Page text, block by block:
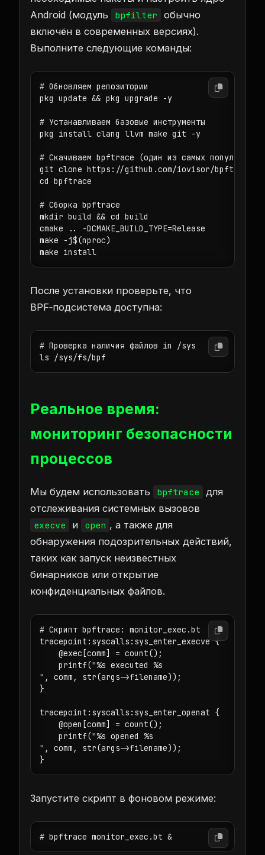
Android (модуль
bpfilter
обычно
включён в современных версиях).
Выполните следующие команды:
# Обновляем репозитории
pkg update && pkg upgrade -y
# Устанавливаем базовые инструменты
pkg install clang llvm make git -y
# Скачиваем bpftrace (один из самых популярных
git clone https://github.com/iovisor/
cd bpftrace
# Сборка bpftrace
mkdir build && cd build
cmake .. -DCMAKE_BUILD_TYPE=Release
make -j$(nproc)
После установки проверьте, что
BPF‑подсистема доступна:
# Проверка наличия файлов in /sys
Реальное время:
мониторинг безопасности
процессов
Мы будем использовать bpftrace
для
отслеживания системных вызовов
execve и open , а также для
обнаружения подозрительных действий,
таких как запуск неизвестных
бинарников или открытие
конфиденциальных файлов.
# Скрипт bpftrace: monitor_exec.bt
tracepoint:syscalls:sys_enter_execve {
    @exec[comm] = count();
    printf("%s executed %s
", comm, str(args->filename));
}
tracepoint:syscalls:sys_enter_openat {
    @open[comm] = count();
    printf("%s opened %s
", comm, str(args->filename));
Запустите скрипт в фоновом режиме: